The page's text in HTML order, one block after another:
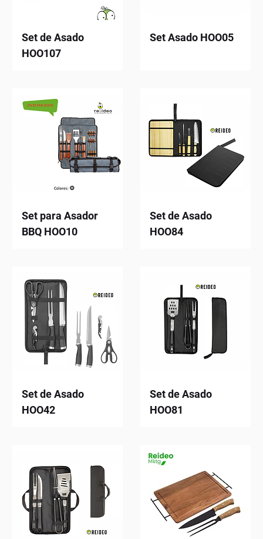
Set de Asado
HOO107
Set Asado HOO05
Set para Asador
BBQ HOO10
Set de Asado
HOO84
Set de Asado
HOO42
Set de Asado
HOO81